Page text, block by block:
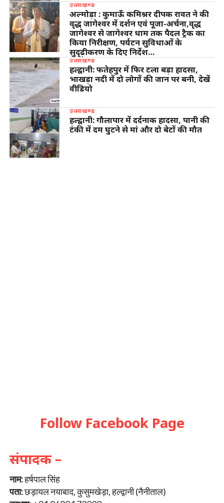
उत्तराखण्ड
अल्मोड़ा : कुमाऊँ कमिश्नर दीपक रावत ने की
वृद्ध जागेश्वर में दर्शन एवं पूजा-अर्चना,वृद्ध
जागेश्वर से जागेश्वर धाम तक पैदल ट्रैक का
किया निरीक्षण, पर्यटन सुविधाओं के
सुदृढ़ीकरण के दिए निर्देश…
उत्तराखण्ड
हल्द्वानी: फतेहपुर में फिर टला बड़ा हादसा,
भाखड़ा नदी में दो लोगों की जान पर बनी, देखें
वीडियो
उत्तराखण्ड
हल्द्वानी: गौलापार में दर्दनाक हादसा, पानी की
टंकी में दम घुटने से मां और दो बेटों की मौत
Follow Facebook Page
संपादक –
नाम:हर्षपाल सिंह
पता:छड़ायल नयाबाद, कुसुमखेड़ा, हल्द्वानी (नैनीताल)